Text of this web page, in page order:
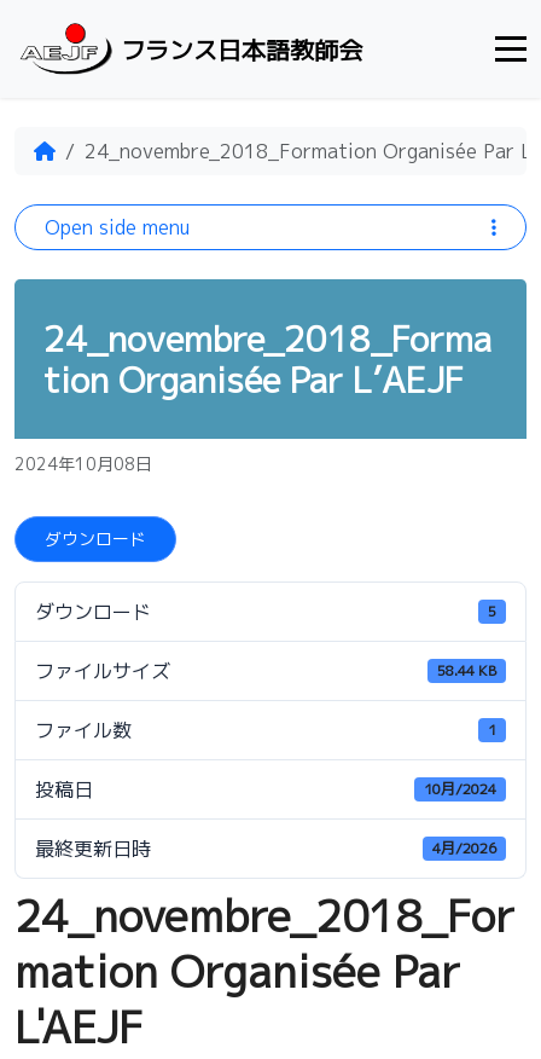
フランス日本語教師会
Home24_novembre_2018_Formation Organisée Par
24_novembre_2018_Forma
tion Organisée Par L’AEJF
2024年10月08日
ダウンロード
ダウンロード 5
ファイルサイズ 58.44 KB
ファイル数 1
投稿日 10月/2024
最終更新日時 4月/2026
24_novembre_2018_For
mation Organisée Par
L'AEJF
Open side menu